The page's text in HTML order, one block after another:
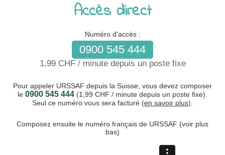
Accès direct
Numéro d'accès :
0900 545 444
1,99 CHF / minute depuis un poste fixe
Pour appeler URSSAF depuis la Suisse, vous devez composer
le 0900 545 444 (1,99 CHF / minute depuis un poste fixe).
Seul ce numéro vous sera facturé (en savoir plus).
Composez ensuite le numéro français de URSSAF (voir plus
bas)